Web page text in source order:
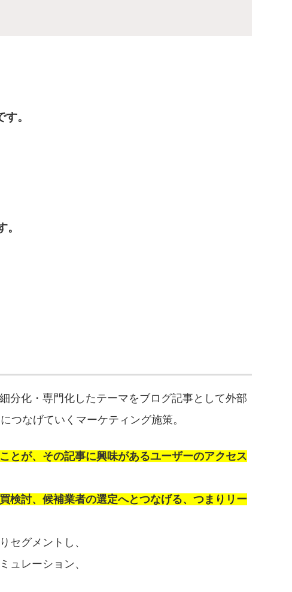
。
分化・専門化したテーマをブログ記事として外部
つなげていくマーケティング施策。
とが、その記事に興味があるユーザーのアクセス
検討、候補業者の選定へとつなげる、つまりリー
セグメントし、
ュレーション、